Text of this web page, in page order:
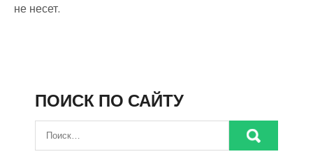
не несет.
ПОИСК ПО САЙТУ